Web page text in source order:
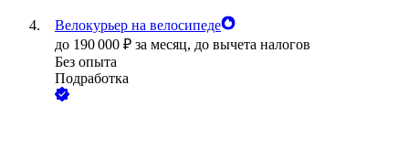
Велокурьер на велосипеде
до 190 000 ₽ за месяц, до вычета налогов
Без опыта
Подработка